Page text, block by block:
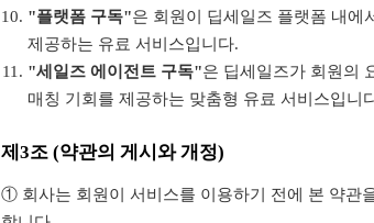
"플랫폼 구독"은 회원이 딥세일즈 플랫폼 내에
제공하는 유료 서비스입니다.
"세일즈 에이전트 구독"은 딥세일즈가 회원의
매칭 기회를 제공하는 맞춤형 유료 서비스입니
제3조 (약관의 게시와 개정)
① 회사는 회원이 서비스를 이용하기 전에 본 약관